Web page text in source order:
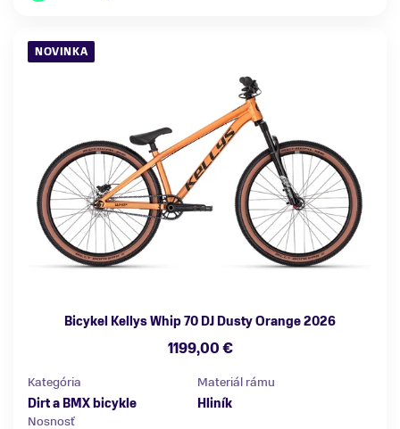
NOVINKA
Bicykel Kellys Whip 70 DJ Dusty Orange 2026
1199,00 €
Kategória
Dirt a BMX bicykle
Materiál rámu
Hliník
Nosnosť